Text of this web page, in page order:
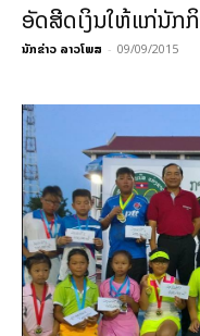
ອັດສີດເງິນໃຫ້ແກ່ນັກ
ນັກຂ່າວ ລາວໂພສ - 09/09/2015